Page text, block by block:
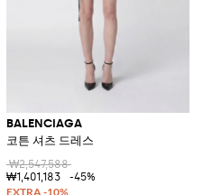
BALENCIAGA
코튼 셔츠 드레스
₩2,547,588
₩1,401,183
-45%